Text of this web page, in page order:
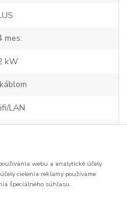
mes.
kW
LAN
webu a analytické účely
cielenia reklamy používame
špeciálneho súhlasu.